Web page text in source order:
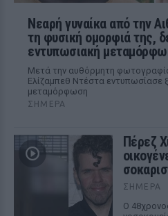
Νεαρή γυναίκα από την
τη φυσική ομορφιά της,
εντυπωσιακή
Μετά την αυθόρμητη
Ελίζαμπεθ Ντέστα εντυπωσίασε
μεταμόρφωση
ΣΉΜΕΡΑ
Πέρεζ
ΣΉΜΕΡΑ
Ο